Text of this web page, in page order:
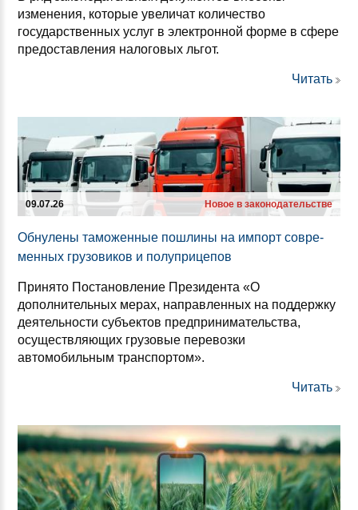
изменения, которые увеличат количество
государственных услуг в электронной форме в сфере
предоставления налоговых льгот.
Читать
09.07.26 Новое в законодательстве
Об­ну­ле­ны та­мо­жен­ные пош­ли­ны на им­порт сов­ре­
мен­ных гру­зо­ви­ков и по­луп­ри­це­пов
Принято Постановление Президента «О
дополнительных мерах, направленных на поддержку
деятельности субъектов предпринимательства,
осуществляющих грузовые перевозки
автомобильным транспортом».
Читать